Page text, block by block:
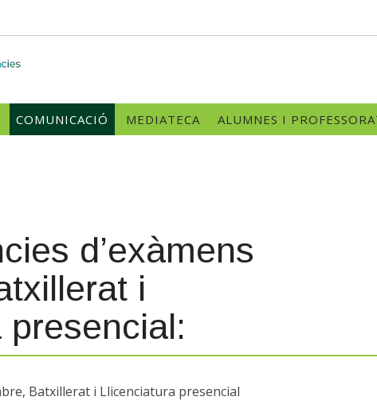
COMUNICACIÓ MEDIATECA ALUMNES I
d’exàmens
i
Batxillerat i Llicenciatura presencial